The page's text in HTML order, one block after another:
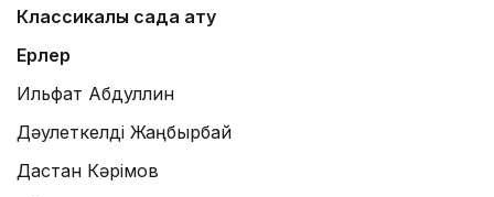
Классикалық садақ ату
Ерлер
Ильфат Абдуллин
Дәулеткелді Жаңбырбай
Дастан Кәрімов